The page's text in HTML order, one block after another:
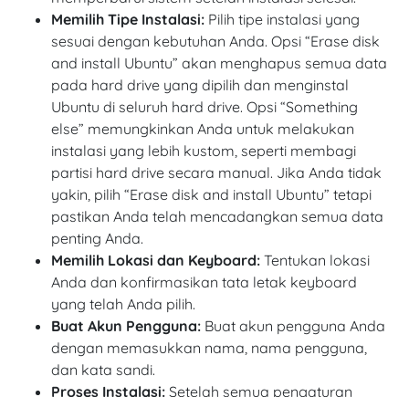
Memilih Tipe Instalasi: Pilih tipe instalasi yang
sesuai dengan kebutuhan Anda. Opsi “Erase disk
and install Ubuntu” akan menghapus semua data
pada hard drive yang dipilih dan menginstal
Ubuntu di seluruh hard drive. Opsi “Something
else” memungkinkan Anda untuk melakukan
instalasi yang lebih kustom, seperti membagi
partisi hard drive secara manual. Jika Anda tidak
yakin, pilih “Erase disk and install Ubuntu” tetapi
pastikan Anda telah mencadangkan semua data
penting Anda.
Memilih Lokasi dan Keyboard: Tentukan lokasi
Anda dan konfirmasikan tata letak keyboard
yang telah Anda pilih.
Buat Akun Pengguna: Buat akun pengguna Anda
dengan memasukkan nama, nama pengguna,
dan kata sandi.
Proses Instalasi: Setelah semua pengaturan